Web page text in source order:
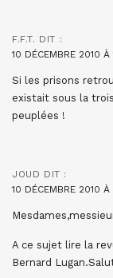
F.F.T. DIT :
10 DÉCEMBRE 2010
Si les prisons
existait sous la
peuplées !
JOUD DIT :
10 DÉCEMBRE 2010
A ce sujet lire la
Bernard